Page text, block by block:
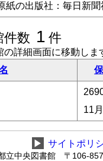
紙の出版社：毎日新聞
件数 1 件
詳細画面に移動しま
11
▶ サイトポリ
立中央図書館 〒106-